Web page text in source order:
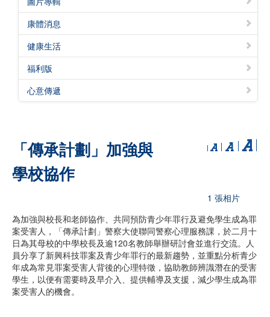
警聲特刊
康體消息
健康生活
福利版
心意傳遞
「傳承計劃」加強與
學校協作
1 張相片
為加強與校長和老師協作、共同預防青少年罪行及避免學生成為罪
案受害人，「傳承計劃」警察大使聯同警察心理服務課，於二月十
日為其母校的中學校長及逾120名教師舉辦研討會並進行交流。人
員分享了新興科技罪案及青少年罪行的最新趨勢，並重點分析青少
年成為常見罪案受害人背後的心理特徵，協助教師辨識潛在的受害
學生，以便有需要時及早介入、提供輔導及支援，減少學生成為罪
案受害人的機會。